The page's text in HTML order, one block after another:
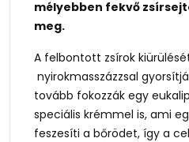
mélyebben fekvő
meg.
A felbontott zsírok
nyirokmasszázzsal
tovább fokozzák egy
speciális krémmel is, ami
feszesíti a bőrödet, így a